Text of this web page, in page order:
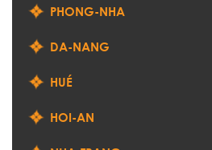
PHONG-NHA
DA-NANG
HUÉ
HOI-AN